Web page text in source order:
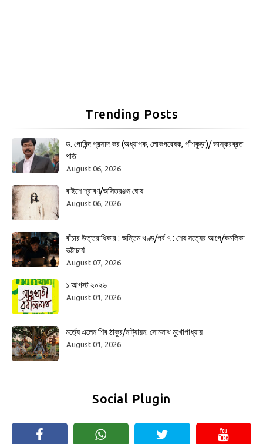
Trending Posts
ড. গোবিন্দ প্রসাদ কর (অধ্যাপক, লোকগবেষক, পাঁশকুড়া)/ ভাস্করব্রত
পতি
August 06, 2026
বাইশে শ্রাবণ/অসিতরঞ্জন ঘোষ
August 06, 2026
বাঁচার উত্তরাধিকার : অন্তিম খণ্ড/পর্ব ৭ : শেষ সত্যের আগে/কমলিকা
ভট্টাচার্য
August 07, 2026
১ আগস্ট ২০২৬
August 01, 2026
মর্ত্যে এলেন শিব ঠাকুর/নাট্যায়ন: সোমনাথ মুখোপাধ্যায়
August 01, 2026
Social Plugin